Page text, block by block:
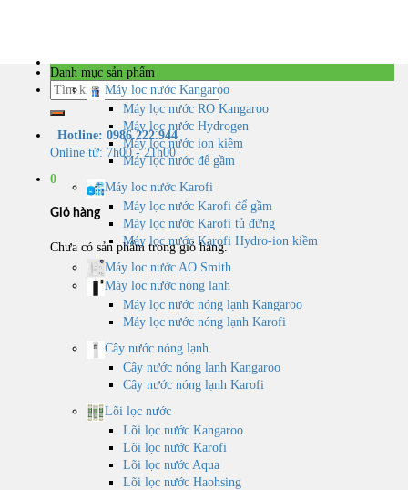
Tìm
Hotline: 0986.222.944
Online từ: 7h00 - 21h00
0
Giỏ hàng
Chưa có sản phẩm trong giỏ hàng.
Danh mục sản phẩm
Máy lọc nước Kangaroo
Máy lọc nước RO Kangaroo
Máy lọc nước Hydrogen
Máy lọc nước ion kiềm
Máy lọc nước để gầm
Máy lọc nước Karofi
Máy lọc nước Karofi để gầm
Máy lọc nước Karofi tủ đứng
Máy lọc nước Karofi Hydro-ion kiềm
Máy lọc nước AO Smith
Máy lọc nước nóng lạnh
Máy lọc nước nóng lạnh Kangaroo
Máy lọc nước nóng lạnh Karofi
Cây nước nóng lạnh
Cây nước nóng lạnh Kangaroo
Cây nước nóng lạnh Karofi
Lõi lọc nước
Lõi lọc nước Kangaroo
Lõi lọc nước Karofi
Lõi lọc nước Aqua
Lõi lọc nước Haohsing